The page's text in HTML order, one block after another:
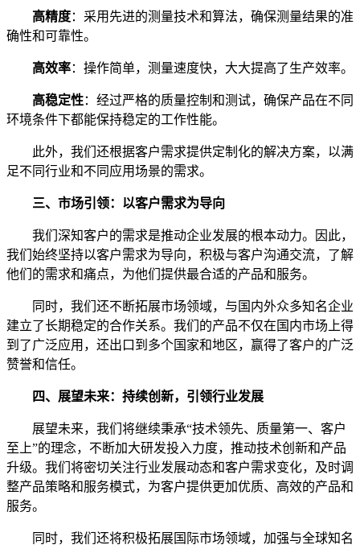
高精度：采用先进的测量技术和算法，确保测量结果的准
确性和可靠性。
高效率：操作简单，测量速度快，大大提高了生产效率。
高稳定性：经过严格的质量控制和测试，确保产品在不同
环境条件下都能保持稳定的工作性能。
此外，我们还根据客户需求提供定制化的解决方案，以满
足不同行业和不同应用场景的需求。
三、市场引领：以客户需求为导向
我们深知客户的需求是推动企业发展的根本动力。因此，
我们始终坚持以客户需求为导向，积极与客户沟通交流，了解
他们的需求和痛点，为他们提供最合适的产品和服务。
同时，我们还不断拓展市场领域，与国内外众多知名企业
建立了长期稳定的合作关系。我们的产品不仅在国内市场上得
到了广泛应用，还出口到多个国家和地区，赢得了客户的广泛
赞誉和信任。
四、展望未来：持续创新，引领行业发展
展望未来，我们将继续秉承“技术领先、质量第一、客户
至上”的理念，不断加大研发投入力度，推动技术创新和产品
升级。我们将密切关注行业发展动态和客户需求变化，及时调
整产品策略和服务模式，为客户提供更加优质、高效的产品和
服务。
同时，我们还将积极拓展国际市场领域，加强与全球知名